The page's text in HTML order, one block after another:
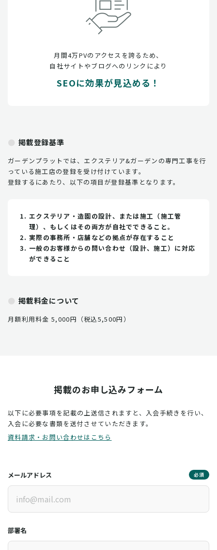
月間4万PVのアクセスを誇るため、
自社サイトやブログへのリンクにより
SEOに効果が見込める！
掲載登録基準
ガーデンプラットでは、エクステリア&ガーデンの専門工事を行
っている施工店の登録を受け付けています。
登録するにあたり、以下の項目が登録基準となります。
エクステリア・造園の設計、または施工（施工管
理）、もしくはその両方が自社でできること。
実際の事務所・店舗などの拠点が存在すること
一般のお客様からの問い合わせ（設計、施工）に対応
ができること
掲載料金について
月額利用料金 5,000円（税込5,500円）
掲載のお申し込みフォーム
以下に必要事項を記載の上送信されますと、入会手続きを行い、
入会に必要な書類を送付させていただきます。
資料請求・お問い合わせはこちら
メールアドレス 必須
部署名